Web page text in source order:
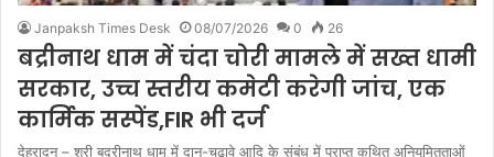
Janpaksh Times Desk 08/07/2026 0 26
बद्रीनाथ धाम में चंदा चोरी मामले में सख्त धामी
सरकार, उच्च स्तरीय कमेटी करेगी जांच, एक
कार्मिक सस्पेंड,FIR भी दर्ज
देहरादून – श्री बदरीनाथ धाम में दान-चढ़ावे आदि के संबंध में प्राप्त कथित अनियमितताओं